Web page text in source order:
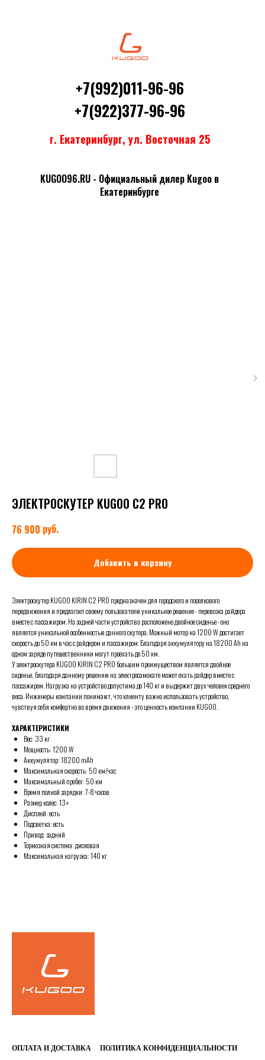
+7(992)011-96-96
+7(922)377-96-96
г. Екатеринбург, ул. Восточная 25
KUGOO96.RU - Официальный дилер Kugoo в
Екатеринбурге
ЭЛЕКТРОСКУТЕР KUGOO C2 PRO
76 900 руб.
Добавить в корзину
Электроcкутер KUGOO KIRIN C2 PRO предназначен для городского и поселкового
передвижения и предлагает своему пользователю уникальное решение - перевозка райдера
вместе с пассажиром. На задней части устройства расположено двойное сиденье - оно
является уникальной особенностью данного скутера. Можный мотор на 1200 W достигает
скорость до 50 км в час с райдером и пассажиром. Благодаря аккумулятору на 18200 Ah на
одном заряде путешественники могут проехать до 50 км.
У электроскутера KUGOO KIRIN C2 PRO большим преимуществом является двойное
сиденье, благодаря данному решению на электросамокате может ехать райдер вместе с
пассажиром. Нагрузка на устройство допустима до 140 кг и выдержит двух человек среднего
веса. Инжинеры компании понимают, что клиенту важно использовать устройство,
чувствуя себя комфортно во время движения - это ценность компании KUGOO.
ХАРАКТЕРИСТИКИ
Вес: 33 кг
Мощность: 1200 W
Аккумулятор: 18200 mAh
Максимальная скорость: 50 км/час
Максимальный пробег: 50 км
Время полной зарядки: 7-8 часов
Размер колес: 13»
Дисплей: есть
Подсветка: есть
Привод: задний
Тормозная система: дисковая
Максимальная нагрузка: 140 кг
ОПЛАТА И ДОСТАВКА ПОЛИТИКА КОНФИДЕНЦИАЛЬНОСТИ